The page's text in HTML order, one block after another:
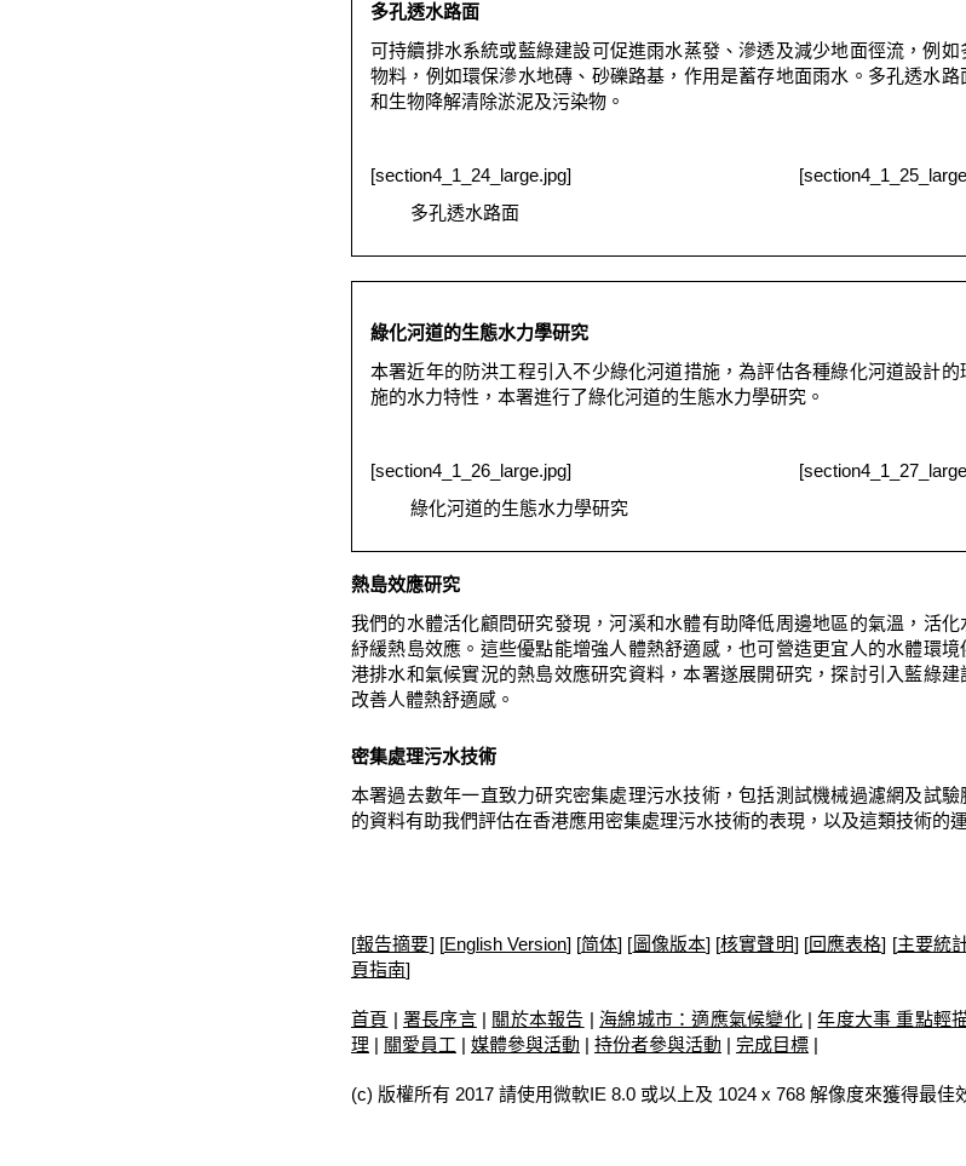
多孔透水路面
可持續排水系統或藍綠建設可促進雨水蒸發、滲透及減少地面徑流，例
物料，例如環保滲水地磚、砂礫路基，作用是蓄存地面雨水。多孔透水
和生物降解清除淤泥及污染物。
[section4_1_24_large.jpg]
多孔透水路面
綠化河道的生態水力學研究
本署近年的防洪工程引入不少綠化河道措施，為評估各種綠化河道設計
施的水力特性，本署進行了綠化河道的生態水力學研究。
[section4_1_26_large.jpg]
綠化河道的生態水力學研究
熱島效應研究
我們的水體活化顧問研究發現，河溪和水體有助降低周邊地區的氣溫，活
紓緩熱島效應。這些優點能增強人體熱舒適感，也可營造更宜人的水體環
港排水和氣候實況的熱島效應研究資料，本署遂展開研究，探討引入藍綠
改善人體熱舒適感。
密集處理污水技術
本署過去數年一直致力研究密集處理污水技術，包括測試機械過濾網及試
的資料有助我們評估在香港應用密集處理污水技術的表現，以及這類技術的
[報告摘要][English Version] [简体] [ 圖像版本] [核實聲明] [回應表格] [主要統
頁指南]
首頁 | 署長序言| 關於本報告 | 海綿城市：適應氣候變化|年度大事 重點輕
理 | 關愛員工 | 媒體參與活動 | 持份者參與活動 | 完成目標 |
(c) 版權所有 2017 請使用微軟IE 8.0 或以上及 1024 x 768 解像度來獲得最佳